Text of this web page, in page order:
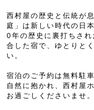
西村屋の歴史と伝統が
庭」は新しい時代の日
0年の歴史に裏打ちさ
合した宿で、ゆとりと
い。
宿泊のご予約は無料駐
自然に抱かれ、西村屋
お過ごしくださいませ。